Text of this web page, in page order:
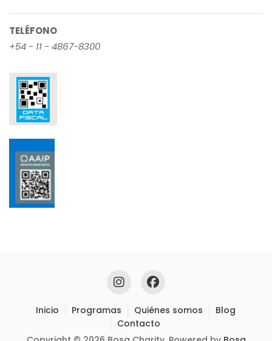
TELÉFONO
+54 - 11 - 4867-8300
Inicio Programas Quiénes somos
Blog
Contacto